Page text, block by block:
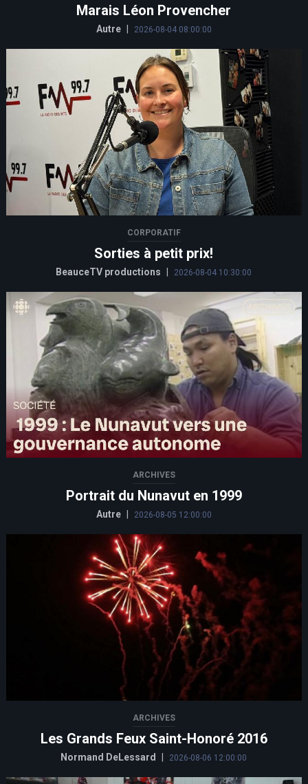
Marais Léon Provencher
Autre 2026-08-04 08:00:00
CORPORATIF
Sorties à petit prix!
BeauceTV productions | 2026-08-04 10:30:00
ARCHIVES
Portrait du Nunavut en 1999
Autre 2026-08-05 12:00:00
ARCHIVES
Les Grands Feux Saint-Honoré 2016
Normand DeLessard 2026-08-06 12:00:00